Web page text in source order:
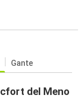
Gante
del Meno